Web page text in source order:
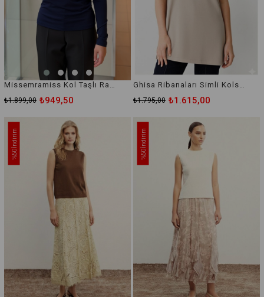
₺949,50
₺1.899,00 ₺1.615,00
₺1.795,00
%50
İndirim
%50
İndirim